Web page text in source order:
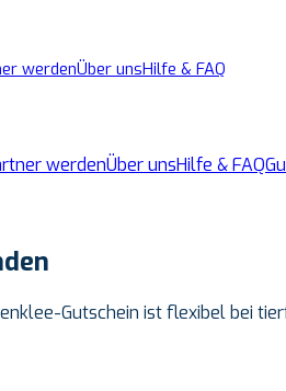
werdenÜber unsHilfe & FAQ
werdenÜber unsHilfe & FAQ
Gutschein ist flexibel bei